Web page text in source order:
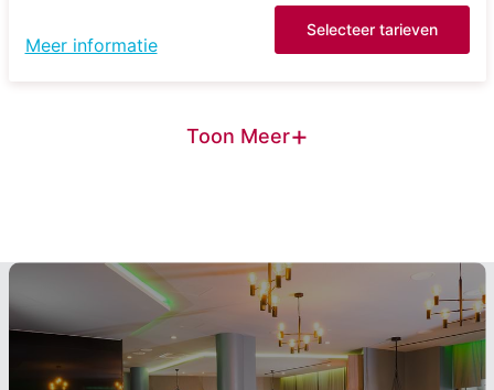
Meer informatie
Selecteer tarieven
Toon Meer+